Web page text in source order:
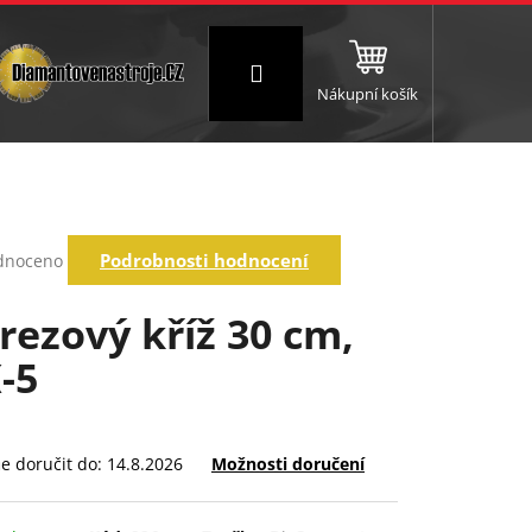
Brusné a leštící válce
Přihlášení
Nákupní košík
Podrobnosti hodnocení
kříž 30 cm,
5
doručit do: 14.8.2026 Možnosti doručení